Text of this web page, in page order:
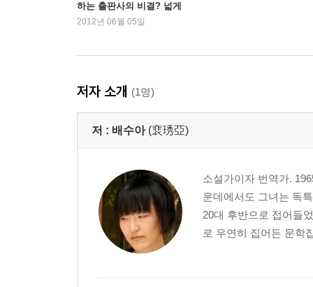
14. 도대체 뭐가 문제지?
15. 드러난 커플, 숨겨진 커플
19. 금성의 경우
20. 친구는 없다
21. 가족에 대한 중간평가
23. 지금껏 내가 경험한 가장 고독한 것
24. 소중한 것을 지키는 길은 단지 침묵뿐
25. 그날 이후 나는 강철이 되겠다고 결심했다
26. 모두가 지나간 옛 노래
27. 길에게 노,라고 말하다
하는 출판사의 비결? 넓게
보고 길게 본다 - 자음과 모
2012년 06월 05일
저자 소개 (1명)
저 : 배수아 (裵琇亞)
소설가이자 번역가.
운데에서도 그녀는 독
20대 후반으로 접어들
로 우연히 집어든 문학